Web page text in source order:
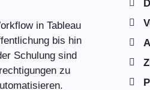
in Tableau
bis hin
Schulung sind
zu